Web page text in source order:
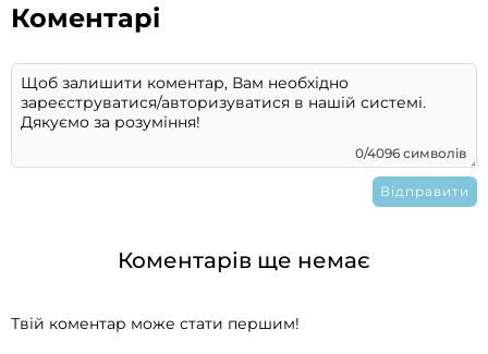
Коментарі
0/4096 символів
Коментарів ще немає
Твій коментар може стати першим!